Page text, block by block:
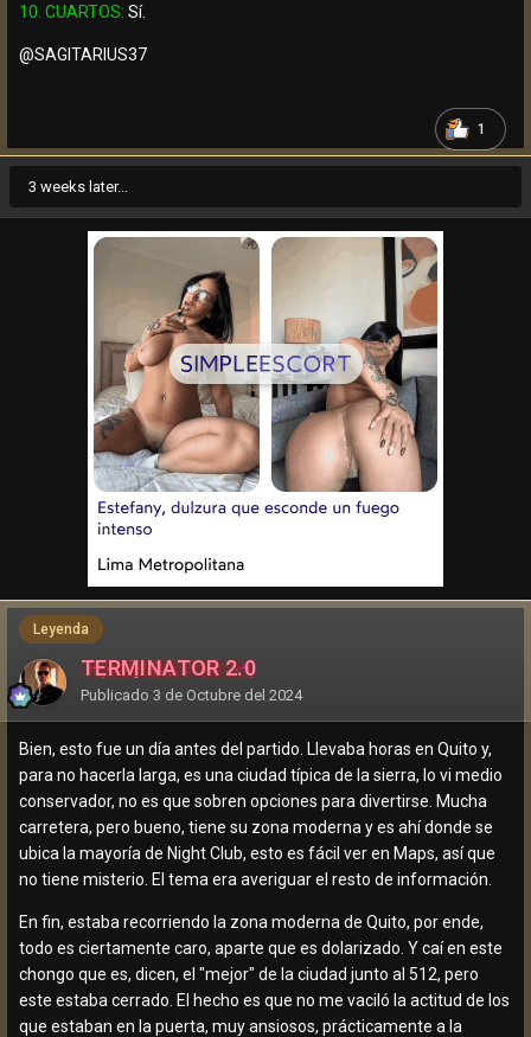
10. CUARTOS: Sí.
@SAGITARIUS37
1
3 weeks later...
Leyenda
TERMINATOR 2.0
Publicado 3 de Octubre del 2024
Bien, esto fue un día antes del partido. Llevaba horas en Quito y,
para no hacerla larga, es una ciudad típica de la sierra, lo vi medio
conservador, no es que sobren opciones para divertirse. Mucha
carretera, pero bueno, tiene su zona moderna y es ahí donde se
ubica la mayoría de Night Club, esto es fácil ver en Maps, así que
no tiene misterio. El tema era averiguar el resto de información.
En fin, estaba recorriendo la zona moderna de Quito, por ende,
todo es ciertamente caro, aparte que es dolarizado. Y caí en este
chongo que es, dicen, el "mejor" de la ciudad junto al 512, pero
este estaba cerrado. El hecho es que no me vaciló la actitud de los
que estaban en la puerta, muy ansiosos, prácticamente a la